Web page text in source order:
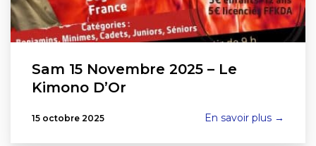
Sam 15 Novembre 2025 – Le
Kimono D’Or
15 octobre 2025 En savoir plus →